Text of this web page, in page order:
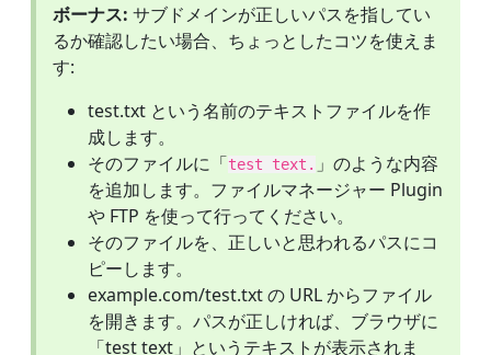
ボーナス: サブドメインが正しいパスを指してい
るか確認したい場合、ちょっとしたコツを使えま
す:
test.txt という名前のテキストファイルを作
成します。
そのファイルに「test text. 」のような内容
を追加します。ファイルマネージャー Plugin
や FTP を使って行ってください。
そのファイルを、正しいと思われるパスにコ
ピーします。
example.com/test.txt の URL からファイル
を開きます。パスが正しければ、ブラウザに
「test text」というテキストが表示されま